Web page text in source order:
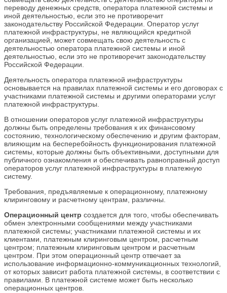
переводу денежных средств, оператора платежной системы и
иной деятельностью, если это не противоречит
законодательству Российской Федерации. Оператор услуг
платежной инфраструктуры, не являющийся кредитной
организацией, может совмещать свою деятельность с
деятельностью оператора платежной системы и иной
деятельностью, если это не противоречит законодательству
Российской Федерации.
Деятельность оператора платежной инфраструктуры
основывается на правилах платежной системы и его договорах с
участниками платежной системы и другими операторами услуг
платежной инфраструктуры.
В отношении операторов услуг платежной инфраструктуры
должны быть определены требования к их финансовому
состоянию, технологическому обеспечению и другим факторам,
влияющим на бесперебойность функционирования платежной
системы, которые должны быть объективными, доступными для
публичного ознакомления и обеспечивать равноправный доступ
операторов услуг платежной инфраструктуры в платежную
систему.
Требования, предъявляемые к операционному, платежному
клиринговому и расчетному центрам, различны.
Операционный центр создается для того, чтобы обеспечивать
обмен электронными сообщениями между участниками
платежной системы; участниками платежной системы и их
клиентами, платежным клиринговым центром, расчетным
центром; платежным клиринговым центром и расчетным
центром. При этом операционный центр отвечает за
использование информационно-коммуникационных технологий,
от которых зависит работа платежной системы, в соответствии с
правилами. В платежной системе может быть несколько
операционных центров.